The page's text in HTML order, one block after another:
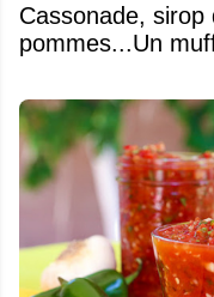
​Cassonade,
pommes...Un